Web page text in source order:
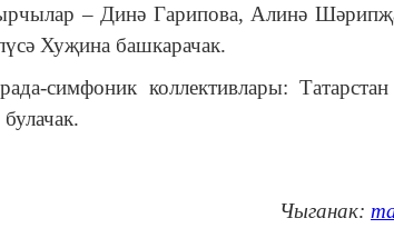
– Динә Гарипова, Алинә
Хуҗина башкарачак.
симфоник коллективлары:
Чыганак: